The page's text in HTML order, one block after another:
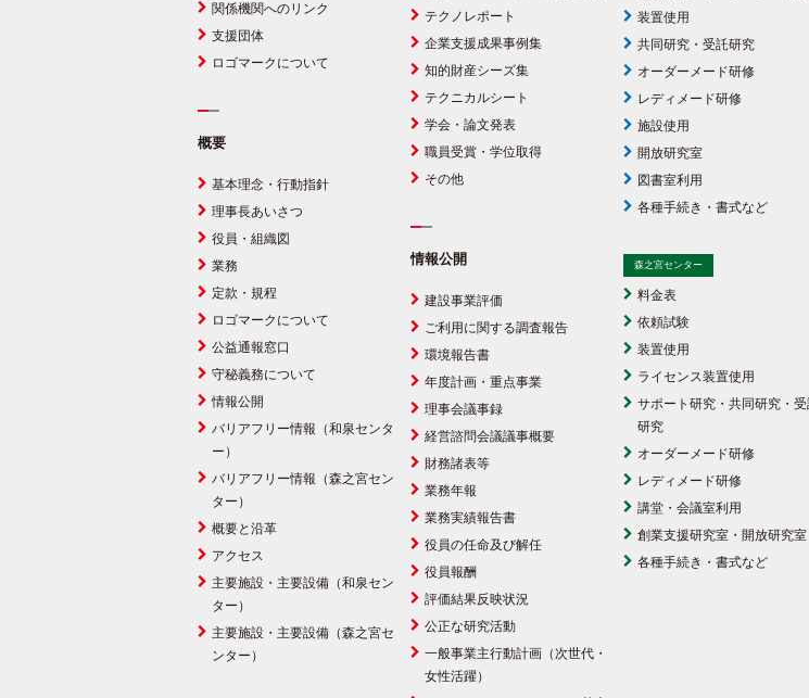
関係機関へのリンク
支援団体
ロゴマークについて
概要
基本理念・行動指針
理事長あいさつ
役員・組織図
業務
定款・規程
ロゴマークについて
公益通報窓口
守秘義務について
情報公開
バリアフリー情報（和泉センタ
ー）
バリアフリー情報（森之宮セン
ター）
概要と沿革
アクセス
主要施設・主要設備（和泉セン
ター）
主要施設・主要設備（森之宮セ
ンター）
テクノレポート
企業支援成果事例集
知的財産シーズ集
テクニカルシート
学会・論文発表
職員受賞・学位取得
その他
情報公開
建設事業評価
ご利用に関する調査報告
環境報告書
年度計画・重点事業
理事会議事録
経営諮問会議議事概要
財務諸表等
業務年報
業務実績報告書
役員の任命及び解任
役員報酬
評価結果反映状況
公正な研究活動
一般事業主行動計画（次世代・
女性活躍）
装置使用
共同研究・受託研究
オーダーメード研修
レディメード研修
施設使用
開放研究室
図書室利用
各種手続き・書式など
森之宮センター
料金表
依頼試験
装置使用
ライセンス装置使用
サポート研究・共同研究・
研究
オーダーメード研修
レディメード研修
講堂・会議室利用
創業支援研究室・開放研究室
各種手続き・書式など